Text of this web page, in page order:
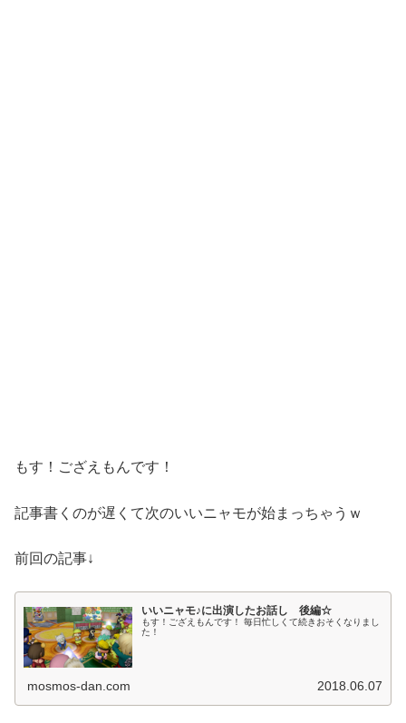
もす！ござえもんです！
記事書くのが遅くて次のいいニャモが始まっちゃうｗ
前回の記事↓
いいニャモ♪に出演したお話し 後編☆
もす！ござえもんです！ 毎日忙しくて続きおそくなりまし
た！
mosmos-dan.com 2018.06.07